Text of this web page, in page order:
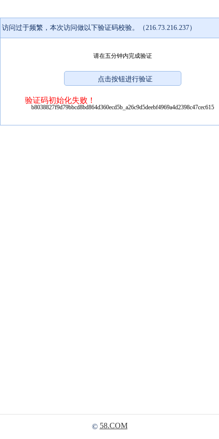
访问过于频繁，本次访问做以下验证码校验。（216.73.216.237）
请在五分钟内完成验证
验证码初始化失败！
b8038827f9d79bbcd8bd864d360ecd5b_a26c9d5deebf4969a4d2398c47cec615
© 58.COM